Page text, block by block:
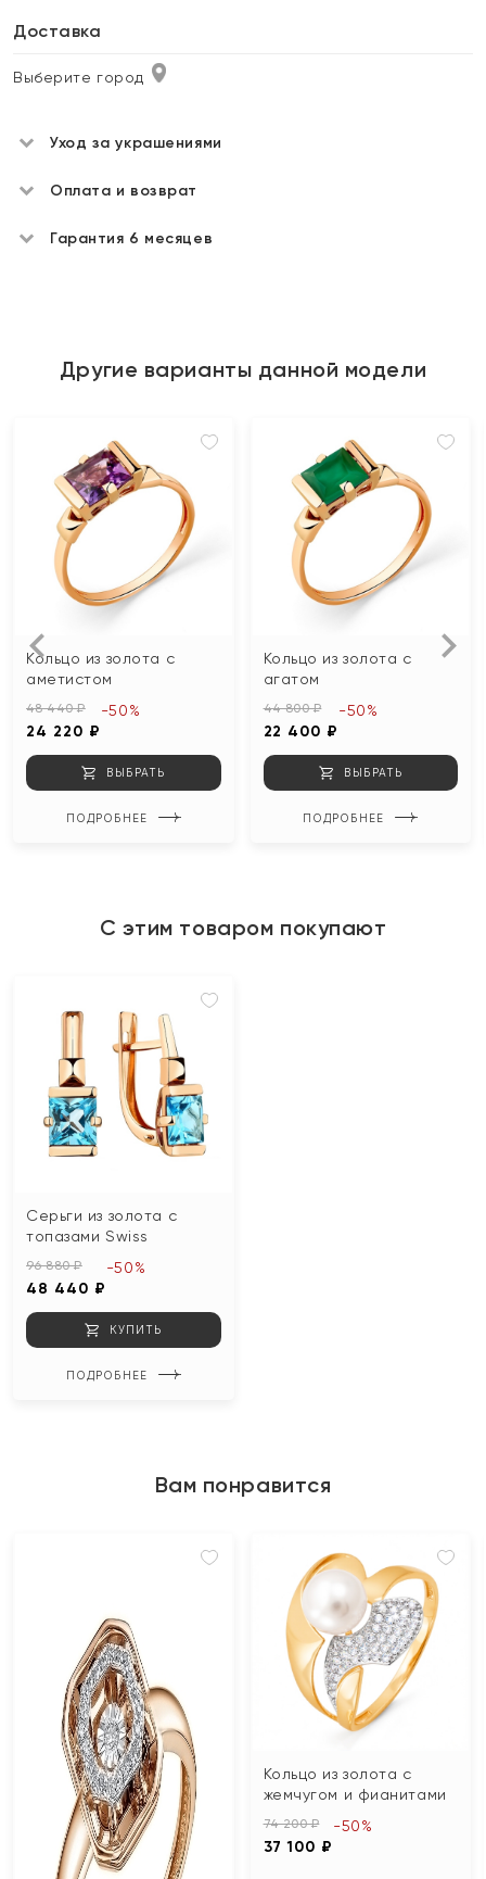
Доставка
Выберите город
Уход за украшениями
Оплата и возврат
Гарантия 6 месяцев
Другие варианты данной модели
Кольцо из золота с
аметистом
48 440 ₽
24 220 ₽
-50%
ВЫБРАТЬ
ПОДРОБНЕЕ
Кольцо из золота с
агатом
44 800 ₽
22 400 ₽
-50%
ВЫБРАТЬ
ПОДРОБНЕЕ
С этим товаром покупают
Серьги из золота с
топазами Swiss
96 880 ₽
48 440 ₽
-50%
КУПИТЬ
ПОДРОБНЕЕ
Вам понравится
Кольцо из золота с
жемчугом и фианитами
74 200 ₽
37 100 ₽
-50%